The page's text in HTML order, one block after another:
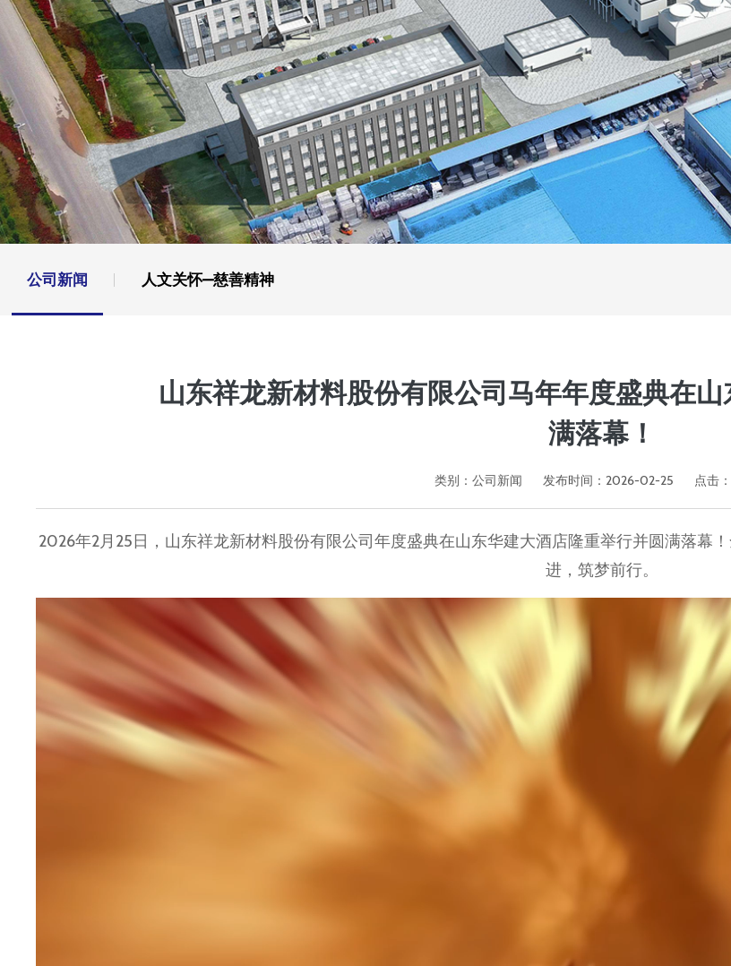
公司新闻 人文关怀—慈善精神
山东祥龙新材料股份有限公司马年年度盛典在
满落幕！
类别：公司新闻 发布时间：2026-02-25 点击
2026年2月25日，山东祥龙新材料股份有限公司年度盛典在山东华建大酒店隆重举行并圆满落幕
进，筑梦前行。